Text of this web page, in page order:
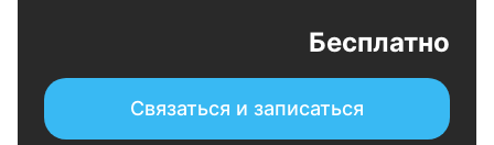
Бесплатно
Связаться и записаться